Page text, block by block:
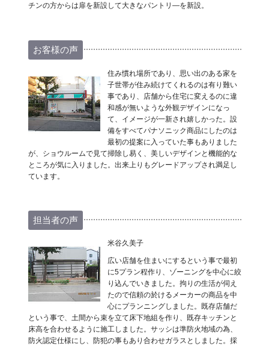
チンの方からは扉を新設して大きなパントリ―を新設。
お客様の声
住み慣れ場所であり、思い出のある家を
子世帯が住み続けてくれるのは有り難い
事であり、店舗から住宅に変えるのに違
和感が無いような外観デザインになっ
て、イメージが一新され嬉しかった。設
備をすべてパナソニック商品にしたのは
最初の提案に入っていた事もありました
が、ショウルームで見て掃除し易く、美しいデザインと機能的な
ところが気に入りました。出来上りもグレードアップされ満足し
ています。
担当者の声
米谷久美子
広い店舗を住まいにするという事で最初
に5プラン程作り、ゾーニングを中心に絞
り込んでいきました。拘りの生活が伺え
たので信頼の於けるメーカーの商品を中
心にプランニングしました。既存店舗だ
という事で、土間から束を立て床下地組を作り、既存キッチンと
床高を合わせるように施工しました。サッシは準防火地域の為、
防火認定仕様にし、防犯の事もあり合わせガラスとしました。採